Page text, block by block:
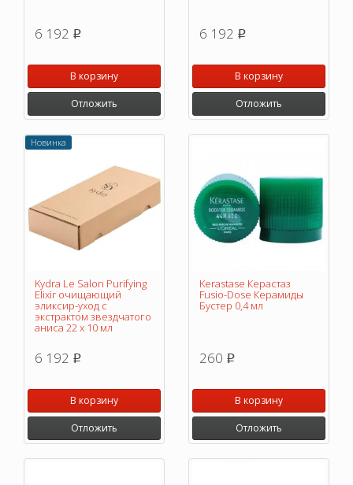
6 192 p
В корзину
Отложить
6 192 p
В корзину
Отложить
Новинка
Kydra Le Salon Purifying
Elixir очищающий
эликсир-уход с
экстрактом звездчатого
аниса 22 х 10 мл
6 192 p
В корзину
Отложить
Kerastase Керастаз
Fusio-Dose Керамиды
Бустер 0,4 мл
260 p
В корзину
Отложить